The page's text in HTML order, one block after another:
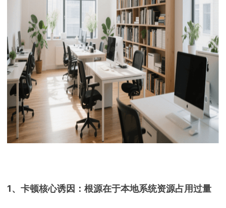
1、卡顿核心诱因：根源在于本地系统资源占用过量